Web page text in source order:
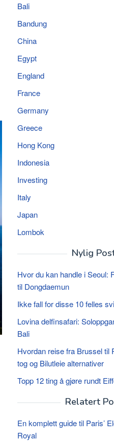
Bali
Bandung
China
Egypt
England
France
Germany
Greece
Hong Kong
Indonesia
Investing
Italy
Japan
Lombok
Nylig
Hvor du kan handle i Seoul:
til Dongdaemun
Ikke fall for disse 10 felles
Lovina delfinsafari:
Bali
Hvordan reise fra Brussel til
tog og Bilutleie alternativer
Topp 12 ting å gjøre rundt
Relatert
En komplett guide til Paris’
Royal